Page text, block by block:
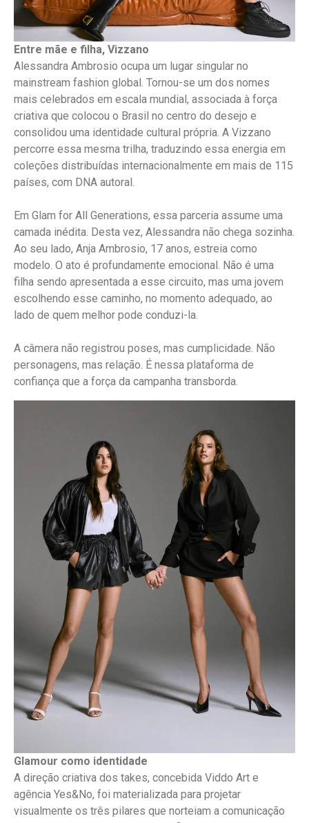
Entre mãe e filha, Vizzano
Alessandra Ambrosio ocupa um lugar singular no
mainstream fashion global. Tornou-se um dos nomes
mais celebrados em escala mundial, associada à força
criativa que colocou o Brasil no centro do desejo e
consolidou uma identidade cultural própria. A Vizzano
percorre essa mesma trilha, traduzindo essa energia em
coleções distribuídas internacionalmente em mais de 115
países, com DNA autoral.
Em Glam for All Generations, essa parceria assume uma
camada inédita. Desta vez, Alessandra não chega sozinha.
Ao seu lado, Anja Ambrosio, 17 anos, estreia como
modelo. O ato é profundamente emocional. Não é uma
filha sendo apresentada a esse circuito, mas uma jovem
escolhendo esse caminho, no momento adequado, ao
lado de quem melhor pode conduzi-la.
A câmera não registrou poses, mas cumplicidade. Não
personagens, mas relação. É nessa plataforma de
confiança que a força da campanha transborda.
Glamour como identidade
A direção criativa dos takes, concebida Viddo Art e
agência Yes&No, foi materializada para projetar
visualmente os três pilares que norteiam a comunicação